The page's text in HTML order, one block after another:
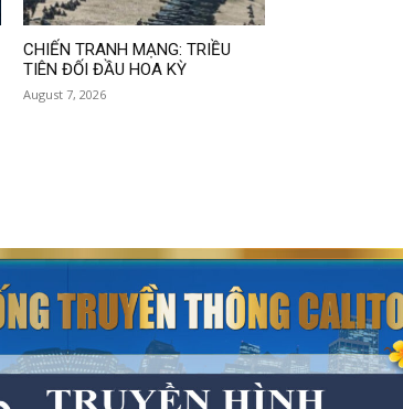
CHIẾN TRANH MẠNG: TRIỀU
TIÊN ĐỐI ĐẦU HOA KỲ
August 7, 2026